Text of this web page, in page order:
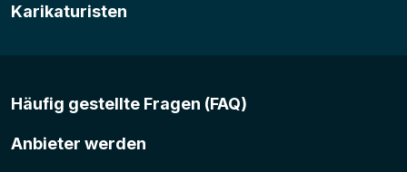
Karikaturisten
Häufig gestellte Fragen (FAQ)
Anbieter werden